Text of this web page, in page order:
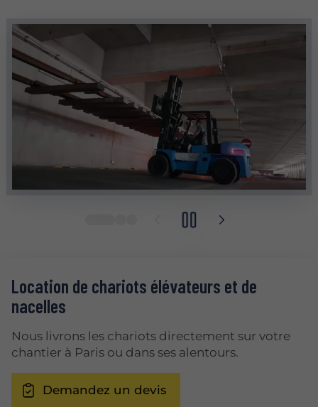
Location de chariots élévateurs et de
nacelles
Nous livrons les chariots directement sur votre
chantier à Paris ou dans ses alentours.
Demandez un devis